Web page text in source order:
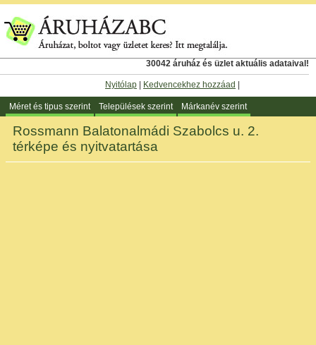
30042 áruház és üzlet aktuális adataival!
Nyitólap Kedvencekhez hozzáad
Méret és tipus szerint Települések szerint Márkanév szerint
Rossmann Balatonalmádi Szabolcs u. 2.
térképe és nyitvatartása